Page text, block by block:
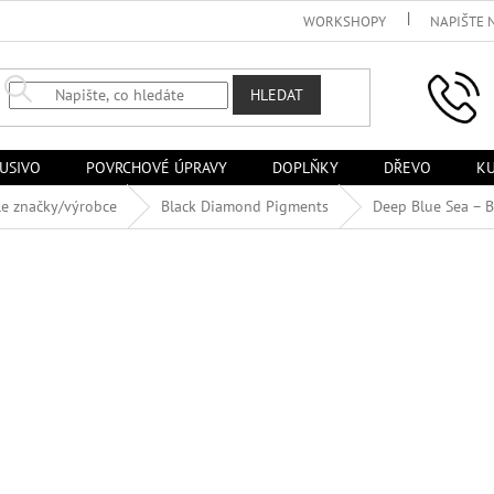
WORKSHOPY NAPIŠTE
HLEDAT
POVRCHOVÉ ÚPRAVY DOPLŇKY DŘEVO
značky/výrobce Black Diamond Pigments Deep Blue Sea –